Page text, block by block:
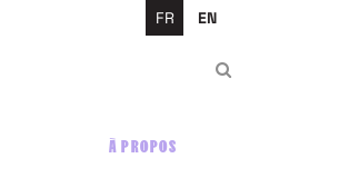
FR EN
À PROPOS